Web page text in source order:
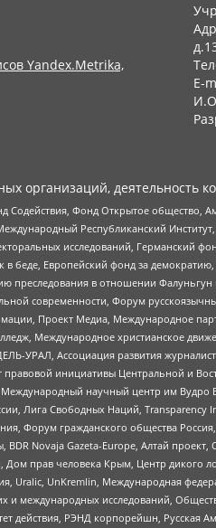
Yandex.Metrika,
E-
организаций, деятельность
Фонд Открытое
Республиканский
исследований,
в беде, Европейский фонд за
в отношении
современности, Форум
Проект Медиа, Международное
Международное христианское
УРАЛ, Ассоциация развития
инициативы Центральной и
научный центр им Вудро
Лига Свободных Наций,
Форум гражданского общества
Novaja Gazeta-Europe, Алтай
прав человека Крым, Центр
Uralic, UnKremlin, Международная
и международных исследований,
действия, РЭНД корпорейшн, Русская